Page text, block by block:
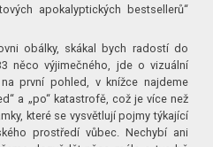
apokalyptických bestsellerů“
obálky, skákal bych radostí do
něco výjimečného, jde o vizuální
první pohled, v knížce najdeme
a „po“ katastrofě, což je více než
které se vysvětlují pojmy týkající
prostředí vůbec. Nechybí ani